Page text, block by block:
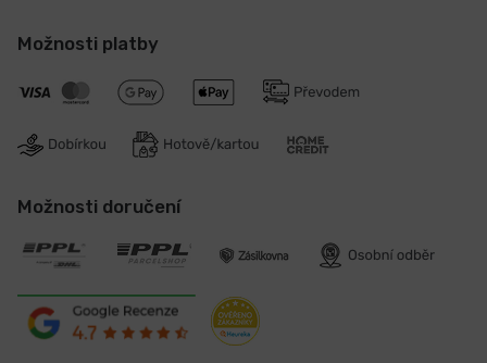
Možnosti platby
Možnosti doručení